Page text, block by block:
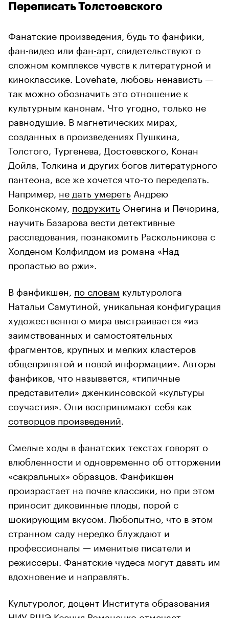
Переписать Толстоевского
Фанатские произведения, будь то фанфики,
фан-видео или фан-арт, свидетельствуют о
сложном комплексе чувств к литературной и
киноклассике. Lovehate, любовь-ненависть —
так можно обозначить это отношение к
культурным канонам. Что угодно, только не
равнодушие. В магнетических мирах,
созданных в произведениях Пушкина,
Толстого, Тургенева, Достоевского, Конан
Дойла, Толкина и других богов литературного
пантеона, все же хочется что-то переделать.
Например, не дать умереть Андрею
Болконскому, подружить Онегина и Печорина,
научить Базарова вести детективные
расследования, познакомить Раскольникова с
Холденом Колфилдом из романа «Над
пропастью во ржи».
В фанфикшен, по словам культуролога
Натальи Самутиной, уникальная конфигурация
художественного мира выстраивается «из
заимствованных и самостоятельных
фрагментов, крупных и мелких кластеров
общепринятой и новой информации». Авторы
фанфиков, что называется, «типичные
представители» дженкинсовской «культуры
соучастия». Они воспринимают себя как
сотворцов произведений
Смелые ходы в фанатских текстах говорят о
влюбленности и одновременно об отторжении
«сакральных» образцов. Фанфикшен
произрастает на почве классики, но при этом
приносит диковинные плоды, порой с
шокирующим вкусом. Любопытно, что в этом
странном саду нередко блуждают и
профессионалы — именитые писатели и
режиссеры. Фанатские чудеса могут давать им
вдохновение и направлять.
Культуролог, доцент Института образования